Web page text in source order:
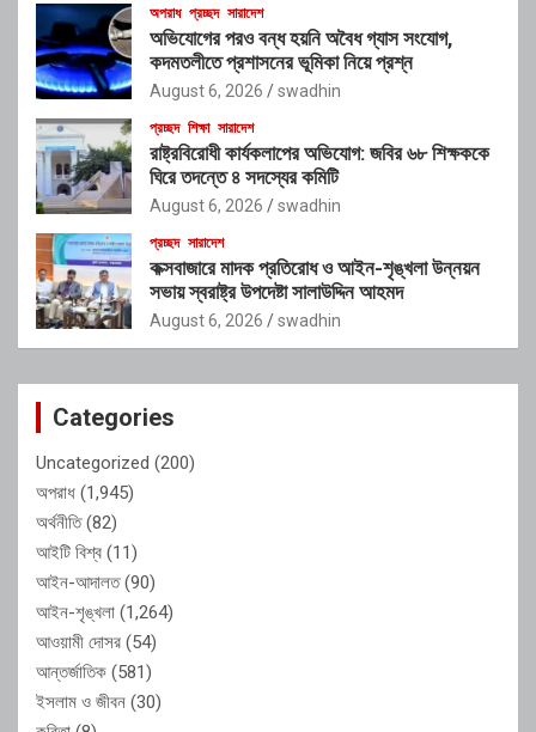
অপরাধ প্রচ্ছদ সারাদেশ
অভিযোগের পরও বন্ধ হয়নি অবৈধ গ্যাস সংযোগ,
কদমতলীতে প্রশাসনের ভূমিকা নিয়ে প্রশ্ন
August 6, 2026 swadhin
প্রচ্ছদ শিক্ষা সারাদেশ
রাষ্ট্রবিরোধী কার্যকলাপের অভিযোগ: জবির ৬৮ শিক্ষককে
ঘিরে তদন্তে ৪ সদস্যের কমিটি
August 6, 2026 swadhin
প্রচ্ছদ সারাদেশ
কক্সবাজারে মাদক প্রতিরোধ ও আইন-শৃঙ্খলা উন্নয়ন
সভায় স্বরাষ্ট্র উপদেষ্টা সালাউদ্দিন আহমদ
August 6, 2026 swadhin
Categories
Uncategorized (200)
অপরাধ (1,945)
অর্থনীতি(82)
আইটি বিশ্ব (11)
আইন-আদালত(90)
আইন-শৃঙ্খলা (1,264)
আওয়ামী দোসর (54)
আন্তর্জাতিক (581)
ইসলাম ও জীবন (30)